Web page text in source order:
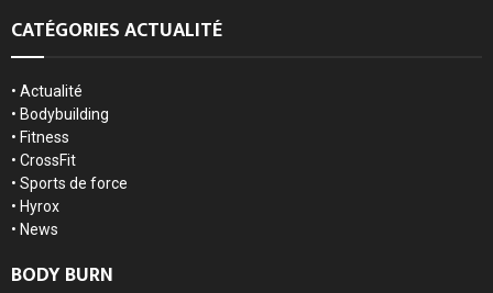
CATÉGORIES ACTUALITÉ
• Actualité
• Bodybuilding
• Fitness
• CrossFit
• Sports de force
• Hyrox
• News
BODY BURN